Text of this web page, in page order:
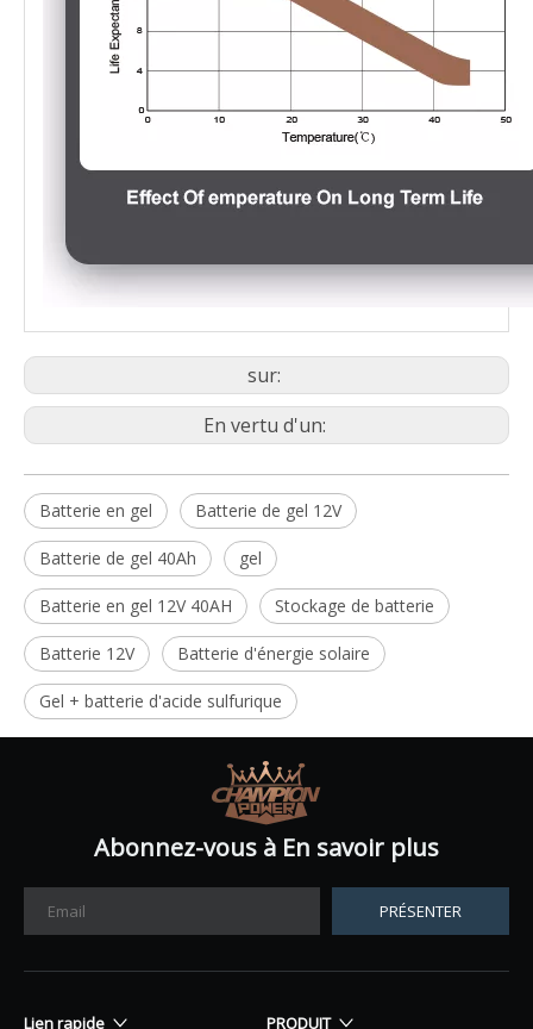
sur:
En vertu d'un:
Batterie en gel Batterie de gel 12V
Batterie de gel 40Ah gel
Batterie en gel 12V 40AH Stockage de batterie
Batterie 12V Batterie d'énergie solaire
Gel + batterie d'acide sulfurique
Abonnez-vous à En savoir plus
PRÉSENTER
Lien rapide PRODUIT